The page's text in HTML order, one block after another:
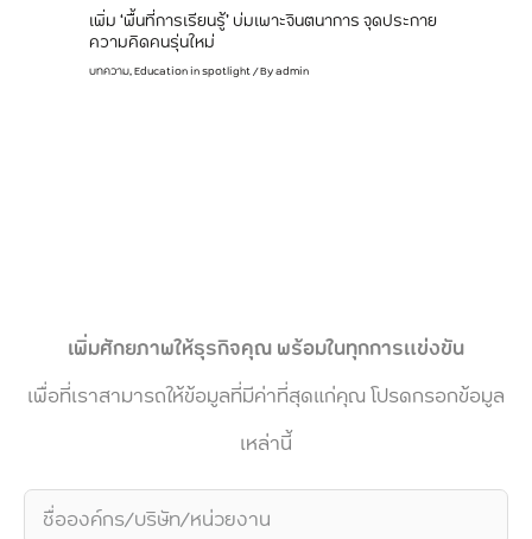
เพิ่ม ‘พื้นที่การเรียนรู้’ บ่มเพาะจินตนาการ จุดประกาย
ความคิดคนรุ่นใหม่
บทความ,Education in spotlight/ Byadmin
เพิ่มศักยภาพให้ธุรกิจคุณ พร้อมในทุกการแข่งขัน
เพื่อที่เราสามารถให้ข้อมูลที่มีค่าที่สุดแก่คุณ โปรดกรอกข้อมูล
เหล่านี้